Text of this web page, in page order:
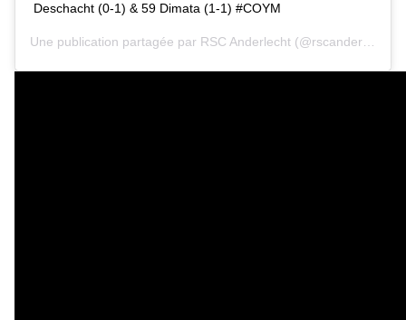
Deschacht (0-1) & 59 Dimata (1-1) #COYM
Une publication partagée par RSC Anderlecht (@rscanderlecht) le